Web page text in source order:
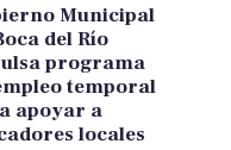
Municipal
del Río
programa
temporal
apoyar a
locales